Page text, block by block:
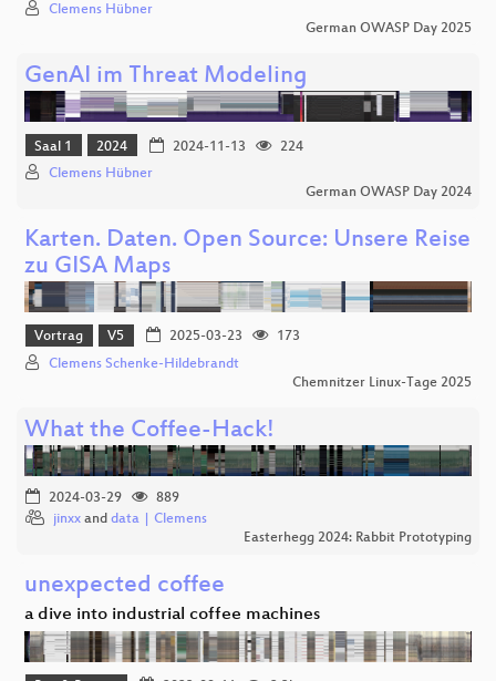
Clemens Hübner
German OWASP Day 2025
GenAI im Threat Modeling
Saal 1 2024 2024-11-13
224
Clemens Hübner
German OWASP Day 2024
Karten. Daten. Open Source: Unsere Reise
zu GISA Maps
Vortrag V5 2025-03-23
173
Clemens Schenke-Hildebrandt
Chemnitzer Linux-Tage 2025
What the Coffee-Hack!
2024-03-29
889
jinxx and data | Clemens
Easterhegg 2024: Rabbit Prototyping
unexpected coffee
a dive into industrial coffee machines